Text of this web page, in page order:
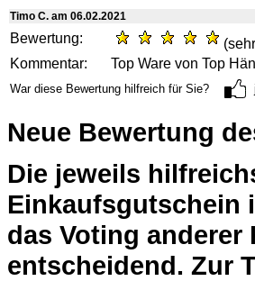
Timo C. am 06.02.2021
Bewertung:
Kommentar:
Top Ware von Top
War diese Bewertung hilfreich für Sie?
Neue Bewertung
Die jeweils
Einkaufsgutschein
das Voting
entscheidend. Zur